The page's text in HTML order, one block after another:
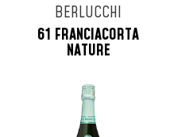
BERLUCCHI
61 FRANCIACORTA
NATURE